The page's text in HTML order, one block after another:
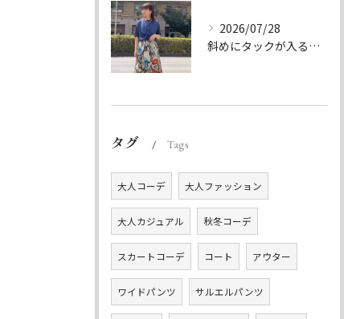
2026/07/28
斜めにタックが入る事でスカートに綺麗な流れができ、品の良さを...
タグ Tags
大人コーデ 大人ファッション
大人カジュアル 秋冬コーデ
スカートコーデ コート アウター
ワイドパンツ サルエルパンツ